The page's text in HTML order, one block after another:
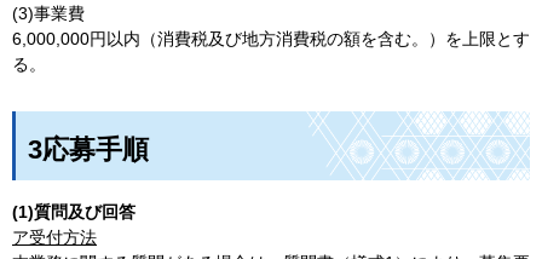
(3)事業費
6,000,000円以内（消費税及び地方消費税の額を含む。）を上限とす
る。
3応募手順
(1)質問及び回答
ア受付方法